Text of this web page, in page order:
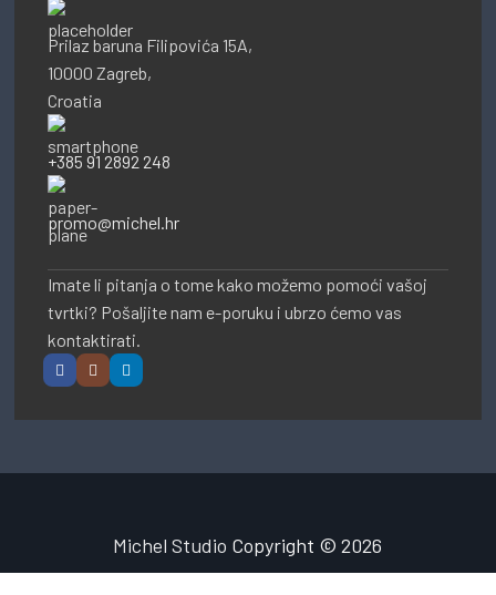
Prilaz baruna Filipovića 15A,
10000 Zagreb,
Croatia
+385 91 2892 248
promo@michel.hr
Imate li pitanja o tome kako možemo pomoći vašoj
tvrtki? Pošaljite nam e-poruku i ubrzo ćemo vas
kontaktirati.
Michel Studio Copyright © 2026